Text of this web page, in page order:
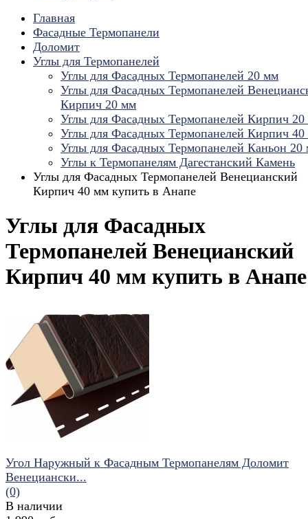
Главная
Фасадные Термопанели
Доломит
Углы для Термопанелей
Углы для Фасадных Термопанелей 20 мм
Углы для Фасадных Термопанелей
Кирпич 20 мм
Углы для Фасадных Термопанелей Кирпич
Углы для Фасадных Термопанелей Кирпич
Углы для Фасадных Термопанелей Каньон 20
Углы к Термопанелям Дагестанский Камень
Углы для Фасадных Термопанелей Венецианский
Кирпич 40 мм купить в Анапе
Углы для Фасадных
Термопанелей Венецианский
Кирпич 40 мм купить в Анапе
Угол Наружный к Фасадным Термопанелям Доломит
Венециански...
(0)
В наличии